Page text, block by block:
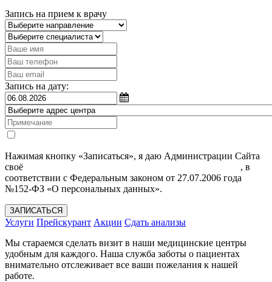
Запись на прием к врачу
Запись на дату:
Нажимая кнопку «Записаться», я даю Администрации Сайта
своё
, в
соответствии с Федеральным законом от 27.07.2006 года
№152-ФЗ «О персональных данных».
ЗАПИСАТЬСЯ
Услуги Прейскурант Акции Сдать анализы
Мы стараемся сделать визит в наши медицинские центры
удобным для каждого. Наша служба заботы о пациентах
внимательно отслеживает все ваши пожелания к нашей
работе.